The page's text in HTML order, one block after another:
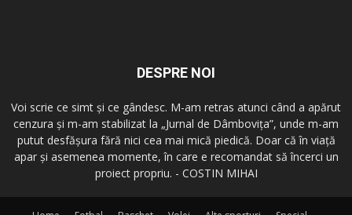
DESPRE NOI
Voi scrie ce simt şi ce gândesc. M-am retras atunci când a apărut
cenzura şi m-am stabilizat la „Jurnal de Dâmboviţa”, unde m-am
putut desfăşura fără nici cea mai mică piedică. Doar că în viaţă
apar şi asemenea momente, în care e recomandat să încerci un
proiect propriu. - COSTIN MIHAI